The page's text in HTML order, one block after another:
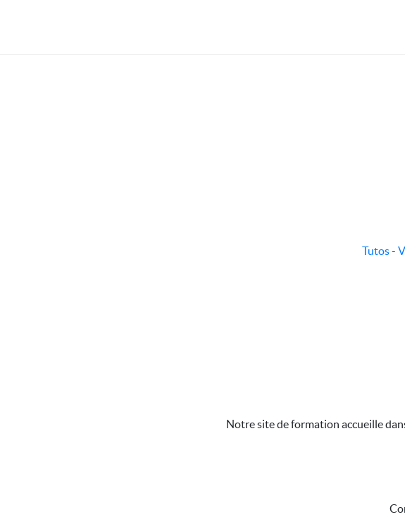
Tutos-
Notre site de formation accueille